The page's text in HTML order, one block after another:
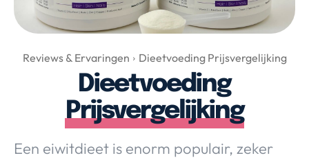
Over Valerie
Over Valerie
De Top 5
Contact
Reviews & Ervaringen Dieetvoeding Prijsvergelijking
Dieetvoeding
Prijsvergelijking
Een eiwitdieet is enorm populair, zeker